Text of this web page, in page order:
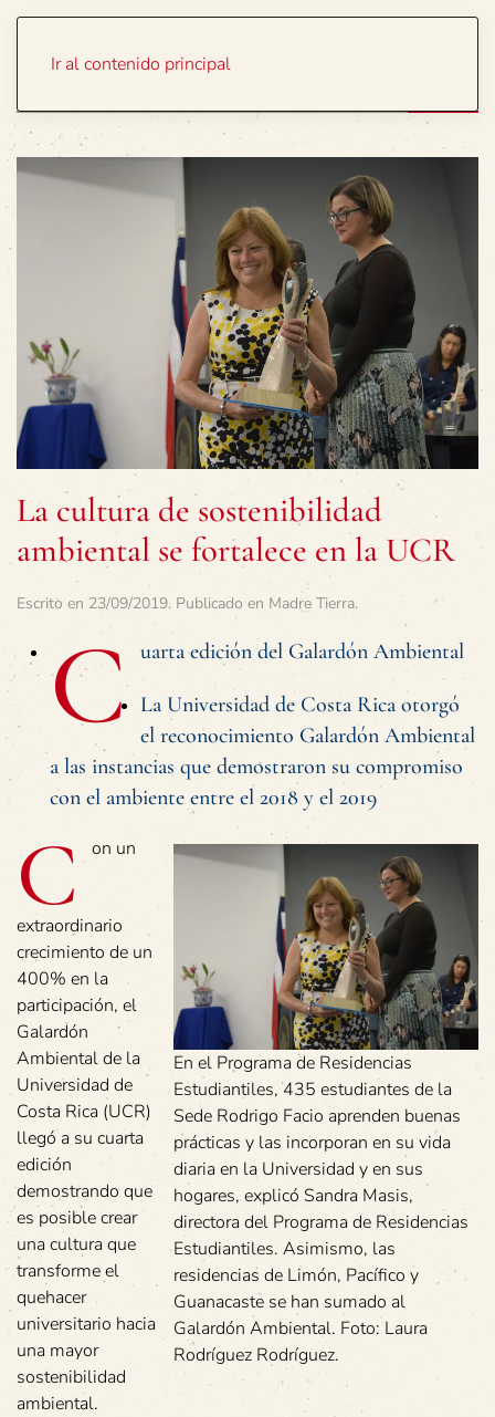
Ir al contenido principal
La cultura de sostenibilidad
ambiental se fortalece en la UCR
Escrito en 23/09/2019. Publicado en Madre Tierra.
C uarta edición del Galardón Ambiental
La Universidad de Costa Rica otorgó
el reconocimiento Galardón Ambiental
a las instancias que demostraron su compromiso
con el ambiente entre el 2018 y el 2019
En el Programa de Residencias
Estudiantiles, 435 estudiantes de la
Sede Rodrigo Facio aprenden buenas
prácticas y las incorporan en su vida
diaria en la Universidad y en sus
hogares, explicó Sandra Masis,
directora del Programa de Residencias
Estudiantiles. Asimismo, las
residencias de Limón, Pacífico y
Guanacaste se han sumado al
Galardón Ambiental. Foto: Laura
Rodríguez Rodríguez.
C on un
extraordinario
crecimiento de un
400% en la
participación, el
Galardón
Ambiental de la
Universidad de
Costa Rica (UCR)
llegó a su cuarta
edición
demostrando que
es posible crear
una cultura que
transforme el
quehacer
universitario hacia
una mayor
sostenibilidad
ambiental.